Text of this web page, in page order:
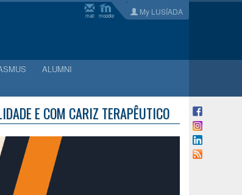
mail moodle My LUSÍADA
ALUMNI
E COM CARIZ TERAPÊUTICO